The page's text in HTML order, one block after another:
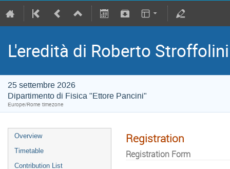
L'eredità di Roberto
25 settembre 2026
Dipartimento di Fisica "Ettore Pancini"
Europe/Rome timezone
Overview
Timetable
Contribution List
Registration
Registration Form